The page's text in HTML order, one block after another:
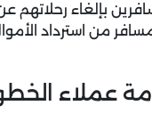
بإلغاء
من استرداد